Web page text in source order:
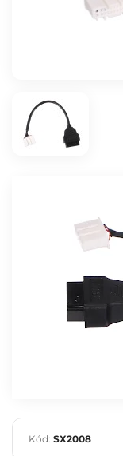
Kód: SX2008